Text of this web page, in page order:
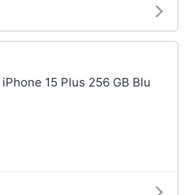
iPhone 15 Plus 256 GB Blu